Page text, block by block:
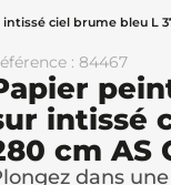
ciel brume bleu L
: 84467
intissé
cm AS
dans